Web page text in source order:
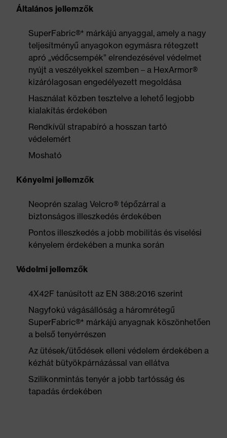
Általános jellemzők
SuperFabric®* márkájú anyaggal, amely a nagy
teljesítményű anyagokon egymásra rétegzett
apró „védőcsempék” elrendezésével védelmet
nyújt a veszélyekkel szemben – a HexArmor®
kizárólagosan engedélyezett megoldása
Használat közben tesztelve a lehető legjobb
kialakítás érdekében
Rendkívül strapabíró a hosszan tartó
védelemért
Mosható
Kényelmi jellemzők
Neoprén szalag Velcro® tépőzárral a
biztonságos illeszkedés érdekében
Pontos illeszkedés a jobb mobilitás és viselési
kényelem érdekében a munka során
Védelmi jellemzők
4X42F tanúsított az EN 388:2016 szerint
Nagyfokú vágásállóság a háromrétegű
SuperFabric®* márkájú anyagnak köszönhetően
a belső tenyérrészen
Az ütések/ütődések elleni védelem érdekében a
kézhát bütyökpárnázással van ellátva
Szilikonmintás tenyér a jobb tartósság és
tapadás érdekében